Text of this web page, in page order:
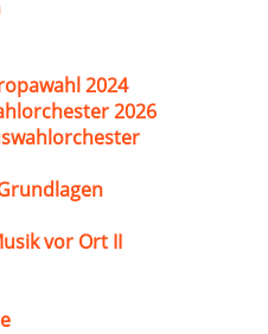
2024
2026
vor Ort II